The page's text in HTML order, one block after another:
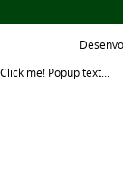
Click me! Popup text...